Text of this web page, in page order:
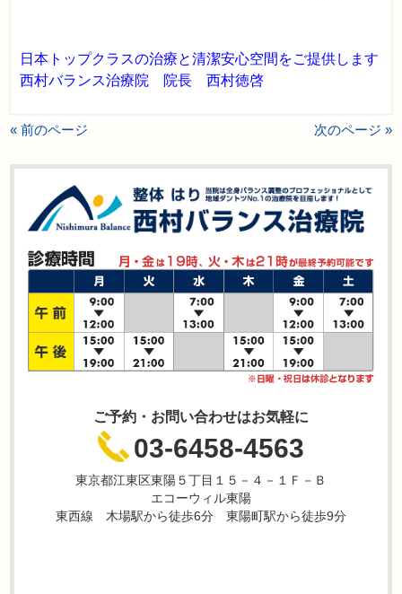
日本トップクラスの治療と清潔安心空間をご提供します
西村バランス治療院 院長 西村徳啓
« 前のページ 次のページ »
ご予約・お問い合わせはお気軽に
03-6458-4563
東京都江東区東陽５丁目１５－４－１Ｆ－Ｂ
エコーウィル東陽
東西線 木場駅から徒歩6分 東陽町駅から徒歩9分